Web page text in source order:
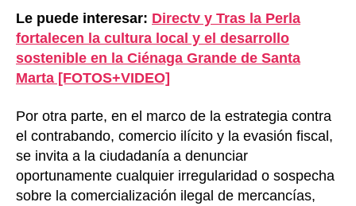
Le puede interesar: Directv y Tras la Perla
fortalecen la cultura local y el desarrollo
sostenible en la Ciénaga Grande de Santa
Marta [FOTOS+VIDEO]
Por otra parte, en el marco de la estrategia contra
el contrabando, comercio ilícito y la evasión fiscal,
se invita a la ciudadanía a denunciar
oportunamente cualquier irregularidad o sospecha
sobre la comercialización ilegal de mercancías,